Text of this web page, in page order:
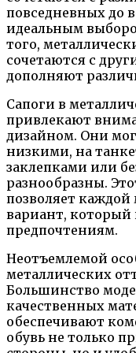
повседневных до
идеальным
того,
сочетаются с
дополняют
Сапоги в
привлекают
дизайном. Они
низкими, на
заклепками или
разнообразны.
позволяет
вариант, который
предпочтениям.
Неотъемлемой
металлических
Большинство
качественных
обеспечивают
обувь не только